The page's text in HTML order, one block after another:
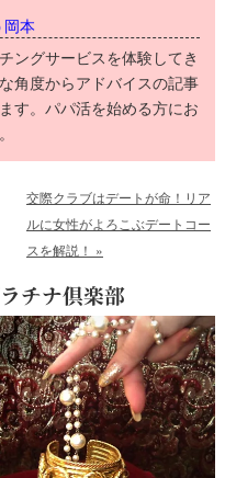
本
ングサービスを体験してき
角度からアドバイスの記事
す。パパ活を始める方にお
交際クラブはデートが命！リア
ルに女性がよろこぶデートコー
スを解説！ »
チナ倶楽部